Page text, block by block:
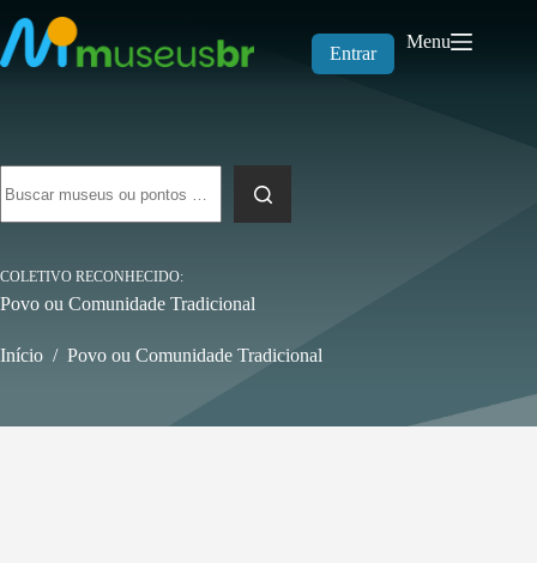
para
o
conteúdo
Entrar
Menu
resultados
COLETIVO RECONHECIDO
Povo ou Comunidade Tradicional
Início / Povo ou Comunidade Tradicional